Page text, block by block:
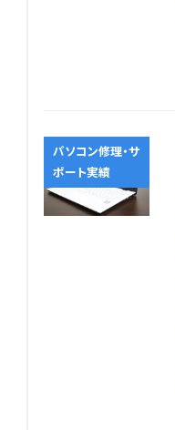
パソコン修理・サ
ポート実績